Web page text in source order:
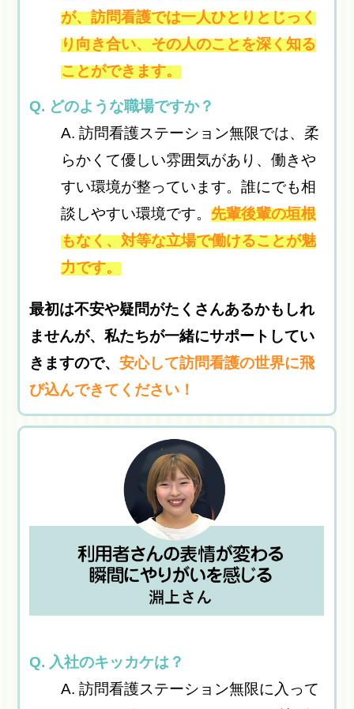
が、訪問看護では一人ひとりとじっく
り向き合い、その人のことを深く知る
ことができます。
Q. どのような職場ですか？
A. 訪問看護ステーション無限では、柔
らかくて優しい雰囲気があり、働きや
すい環境が整っています。誰にでも相
談しやすい環境です。先輩後輩の垣根
もなく、対等な立場で働けることが魅
力です。
最初は不安や疑問がたくさんあるかもしれ
ませんが、私たちが一緒にサポートしてい
きますので、安心して訪問看護の世界に飛
び込んできてください！
Q. 入社のキッカケは？
A. 訪問看護ステーション無限に入って